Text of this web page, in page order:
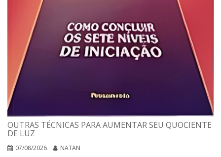
OUTRAS TÉCNICAS PARA AUMENTAR SEU QUOCIENTE
DE LUZ
07/08/2026 NATAN